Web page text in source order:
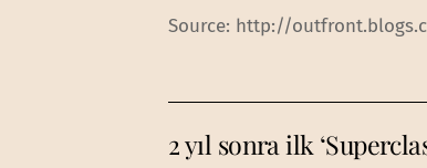
Source: http://
2 yıl sonra ilk